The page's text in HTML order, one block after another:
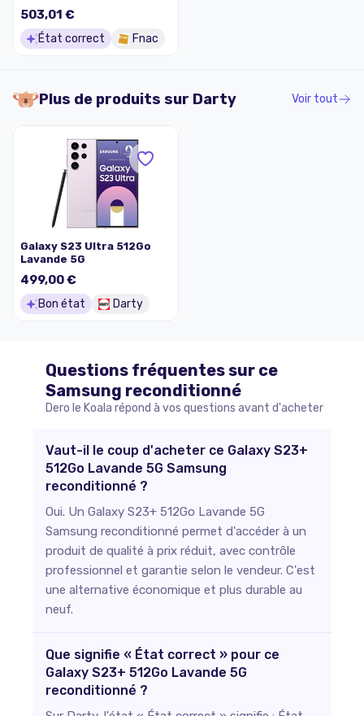
5G 8 Go RAM 512 Go
Lavande
503,01 €
État correct Fnac
Plus de produits sur Darty Voir tout
Galaxy S23 Ultra 512Go
Lavande 5G
499,00 €
Bon état Darty
Questions fréquentes sur ce
Samsung reconditionné
Dero le Koala répond à vos questions avant d'acheter
Vaut-il le coup d'acheter ce Galaxy S23+
512Go Lavande 5G Samsung
reconditionné ?
Oui. Un Galaxy S23+ 512Go Lavande 5G
Samsung reconditionné permet d'accéder à un
produit de qualité à prix réduit, avec contrôle
professionnel et garantie selon le vendeur. C'est
une alternative économique et plus durable au
neuf.
Que signifie « État correct » pour ce
Galaxy S23+ 512Go Lavande 5G
reconditionné ?